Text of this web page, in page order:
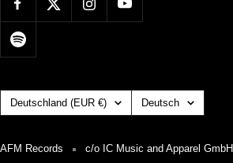
Land/Region Deutschland (EUR €) Sprache
Deutsch
AFM Records c/o IC Music and Apparel GmbH